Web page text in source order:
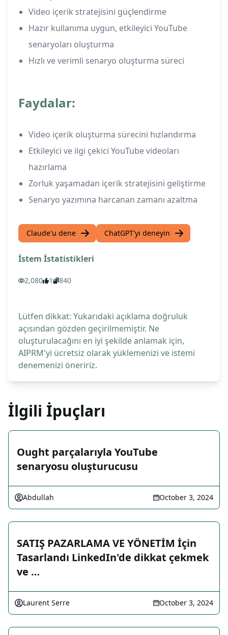
Video içerik stratejisini güçlendirme
Hazır kullanıma uygun, etkileyici YouTube
senaryoları oluşturma
Hızlı ve verimli senaryo oluşturma süreci
Faydalar:
Video içerik oluşturma sürecini hızlandırma
Etkileyici ve ilgi çekici YouTube videoları
hazırlama
Zorluk yaşamadan içerik stratejisini geliştirme
Senaryo yazımına harcanan zamanı azaltma
Claude'u dene ChatGPT'yi deneyin
İstem İstatistikleri
2,080 1 840
Lütfen dikkat: Yukarıdaki açıklama doğruluk
açısından gözden geçirilmemiştir. Ne
oluşturulacağını en iyi şekilde anlamak için,
AIPRM'yi ücretsiz olarak yüklemenizi ve istemi
denemenizi öneririz.
İlgili İpuçları
Ought parçalarıyla YouTube
senaryosu oluşturucusu
Abdullah October 3, 2024
SATIŞ PAZARLAMA VE YÖNETİM İçin
Tasarlandı LinkedIn'de dikkat çekmek
ve …
Laurent Serre October 3, 2024